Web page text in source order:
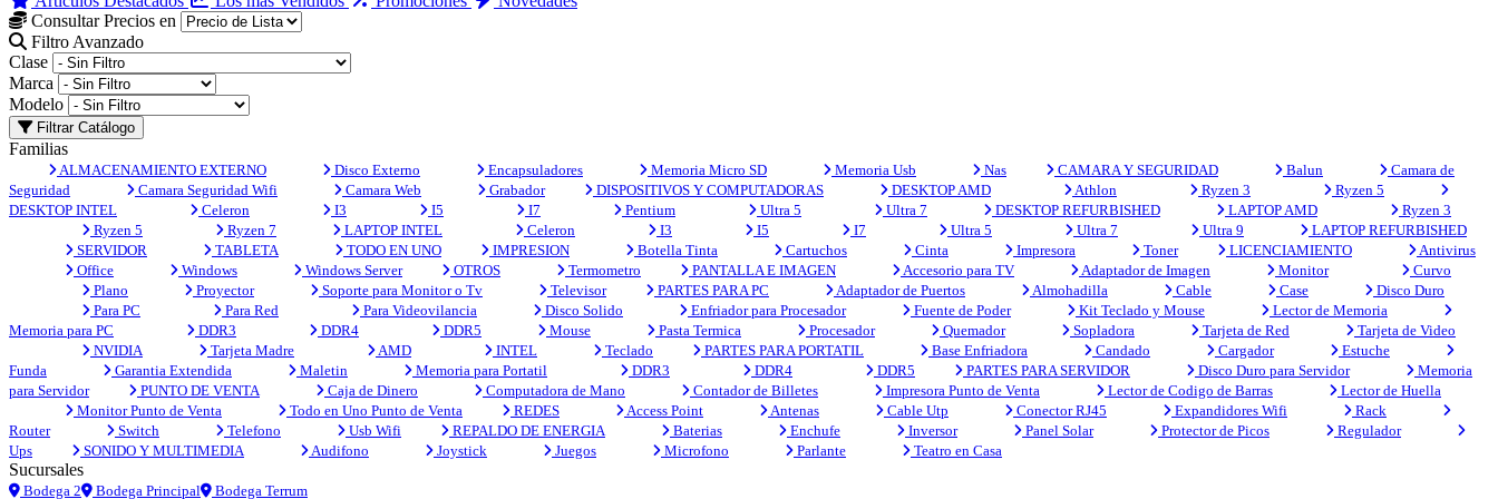
Consultar Precios en
Filtro Avanzado
Clase
Marca
Modelo
Filtrar Catálogo
Familias
ALMACENAMIENTO EXTERNO Disco Externo Encapsuladores Memoria Micro SD Memoria Usb Nas CAMARA Y SEGURIDAD Balun
Camara de
Seguridad
Camara Seguridad Wifi Camara Web Grabador DISPOSITIVOS Y COMPUTADORAS DESKTOP AMD Athlon Ryzen 3
Ryzen 5
DESKTOP INTEL
Celeron I3 I5 I7 Pentium Ultra 5 Ultra 7 DESKTOP REFURBISHED LAPTOP AMD
Ryzen 3
Ryzen 5
Ryzen 7 LAPTOP INTEL Celeron I3 I5 I7 Ultra 5 Ultra 7 Ultra 9
LAPTOP REFURBISHED
SERVIDOR
TABLETA TODO EN UNO IMPRESION Botella Tinta Cartuchos Cinta Impresora Toner LICENCIAMIENTO
Antivirus
Office
Windows Windows Server OTROS Termometro PANTALLA E IMAGEN Accesorio para TV Adaptador de Imagen Monitor
Curvo
Plano
Proyector Soporte para Monitor o Tv Televisor PARTES PARA PC Adaptador de Puertos Almohadilla Cable Case
Disco Duro
Para PC
Para Red Para Videovilancia Disco Solido Enfriador para Procesador Fuente de Poder Kit Teclado y Mouse
Lector de Memoria
Memoria para PC
DDR3 DDR4 DDR5 Mouse Pasta Termica Procesador Quemador Sopladora Tarjeta de Red
Tarjeta de Video
NVIDIA
Tarjeta Madre AMD INTEL Teclado PARTES PARA PORTATIL Base Enfriadora Candado Cargador
Estuche
Funda
Garantia Extendida Maletin Memoria para Portatil DDR3 DDR4 DDR5 PARTES PARA SERVIDOR Disco Duro para Servidor
Memoria
para Servidor
PUNTO DE VENTA Caja de Dinero Computadora de Mano Contador de Billetes Impresora Punto de Venta Lector de Codigo de Barras
Lector de Huella
Monitor Punto de Venta
Todo en Uno Punto de Venta REDES Access Point Antenas Cable Utp Conector RJ45 Expandidores Wifi
Rack
Router
Switch Telefono Usb Wifi REPALDO DE ENERGIA Baterias Enchufe Inversor Panel Solar Protector de Picos
Regulador
Ups
SONIDO Y MULTIMEDIA Audifono Joystick Juegos Microfono Parlante Teatro en Casa
Sucursales
Bodega 2 Bodega Principal Bodega Terrum